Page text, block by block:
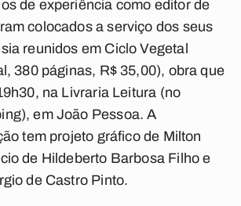
de experiência como editor de
colocados a serviço dos seus
reunidos em Ciclo Vegetal
380 páginas, R$ 35,00), obra que
na Livraria Leitura (no
em João Pessoa. A
tem projeto gráfico de Milton
de Hildeberto Barbosa Filho e
de Castro Pinto.